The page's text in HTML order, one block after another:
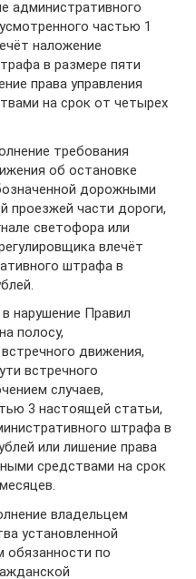
административного
частью 1
наложение
в размере пяти
права управления
на срок от четырех
требования
об остановке
дорожными
проезжей части дороги,
светофора или
влечёт
штрафа в
нарушение Правил
полосу,
движения,
встречного
случаев,
3 настоящей статьи,
штрафа в
или лишение права
средствами на срок
владельцем
установленной
обязанности по